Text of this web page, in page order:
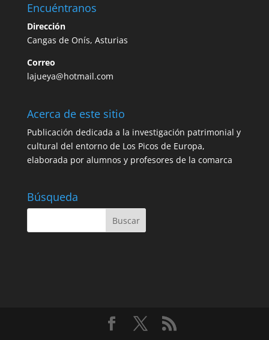
Encuéntranos
Dirección
Cangas de Onís, Asturias
Correo
lajueya@hotmail.com
Acerca de este sitio
Publicación dedicada a la investigación patrimonial y
cultural del entorno de Los Picos de Europa,
elaborada por alumnos y profesores de la comarca
Búsqueda